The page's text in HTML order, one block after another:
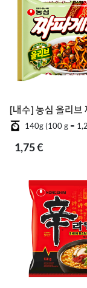
[내수] 농심 올리브
140g (100 g =
1,75 €